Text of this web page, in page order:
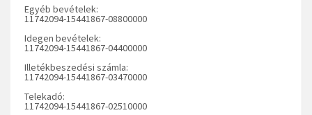
Egyéb bevételek:
11742094-15441867-08800000
Idegen bevételek:
11742094-15441867-04400000
Illetékbeszedési számla:
11742094-15441867-03470000
Telekadó:
11742094-15441867-02510000